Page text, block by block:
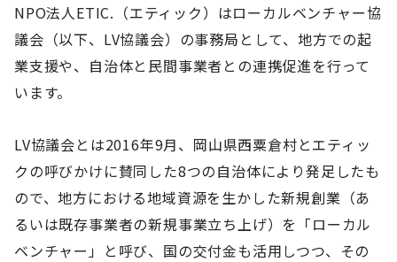
NPO法人ETIC.（エティック）はローカルベンチャー協
議会（以下、LV協議会）の事務局として、地方での起
業支援や、自治体と民間事業者との連携促進を行って
います。
LV協議会とは2016年9月、岡山県西粟倉村とエティッ
クの呼びかけに賛同した8つの自治体により発足したも
ので、地方における地域資源を生かした新規創業（あ
るいは既存事業者の新規事業立ち上げ）を「ローカル
ベンチャー」と呼び、国の交付金も活用しつつ、その